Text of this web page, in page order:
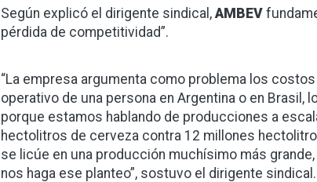
Según explicó el dirigente sindical, AMBEV
pérdida de competitividad”.
“La empresa argumenta como problema los
operativo de una persona en Argentina o en
porque estamos hablando de producciones a
hectolitros de cerveza contra 12 millones
se licúe en una producción muchísimo más
nos haga ese planteo”, sostuvo el dirigente sindical.